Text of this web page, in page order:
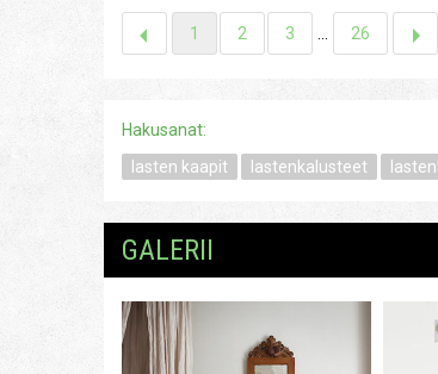
1 2 3 ... 26
Hakusanat:
lasten kaapit
lastenkalusteet
GALERII